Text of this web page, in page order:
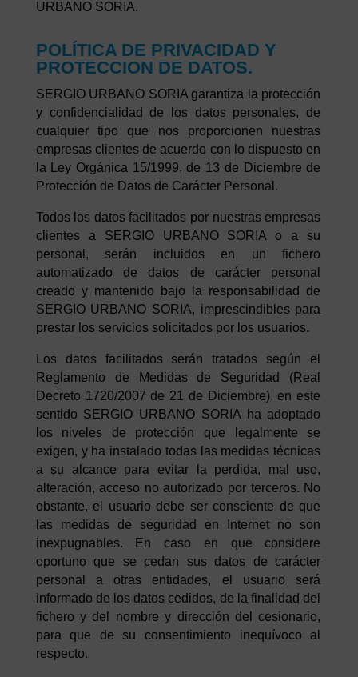
URBANO SORIA.
POLÍTICA DE PRIVACIDAD Y
PROTECCION DE DATOS.
SERGIO URBANO SORIA garantiza la protección
y confidencialidad de los datos personales, de
cualquier tipo que nos proporcionen nuestras
empresas clientes de acuerdo con lo dispuesto en
la Ley Orgánica 15/1999, de 13 de Diciembre de
Protección de Datos de Carácter Personal.
Todos los datos facilitados por nuestras empresas
clientes a SERGIO URBANO SORIA o a su
personal, serán incluidos en un fichero
automatizado de datos de carácter personal
creado y mantenido bajo la responsabilidad de
SERGIO URBANO SORIA, imprescindibles para
prestar los servicios solicitados por los usuarios.
Los datos facilitados serán tratados según el
Reglamento de Medidas de Seguridad (Real
Decreto 1720/2007 de 21 de Diciembre), en este
sentido SERGIO URBANO SORIA ha adoptado
los niveles de protección que legalmente se
exigen, y ha instalado todas las medidas técnicas
a su alcance para evitar la perdida, mal uso,
alteración, acceso no autorizado por terceros. No
obstante, el usuario debe ser consciente de que
las medidas de seguridad en Internet no son
inexpugnables. En caso en que considere
oportuno que se cedan sus datos de carácter
personal a otras entidades, el usuario será
informado de los datos cedidos, de la finalidad del
fichero y del nombre y dirección del cesionario,
para que de su consentimiento inequívoco al
respecto.